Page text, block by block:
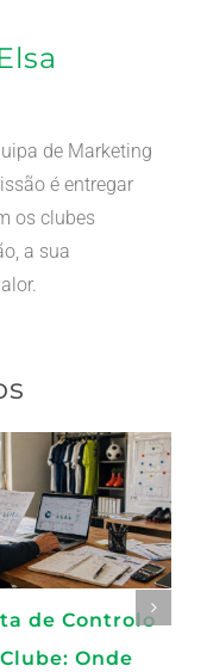
de Marketing
é entregar
os clubes
a sua
de Controlo
Onde